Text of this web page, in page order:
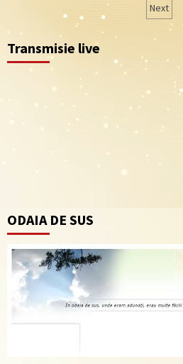
articole
Next
Transmisie live
ODAIA DE SUS